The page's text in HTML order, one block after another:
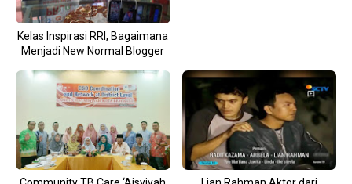
Kelas Inspirasi RRI, Bagaimana
Menjadi New Normal Blogger